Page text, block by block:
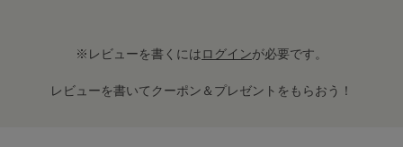
※レビューを書くにはログインが必要です。
レビューを書いてクーポン＆プレゼントをもらおう！